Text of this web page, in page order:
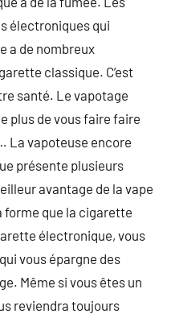
électroniques qui
a de nombreux
classique. C’est
santé. Le vapotage
plus de vous faire faire
La vapoteuse encore
présente plusieurs
avantage de la vape
forme que la cigarette
électronique, vous
vous épargne des
Même si vous êtes un
reviendra toujours